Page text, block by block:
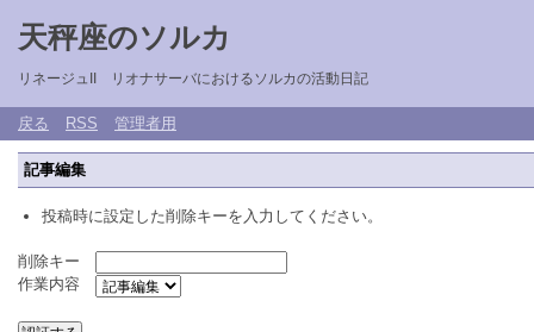
天秤座のソルカ
リネージュII リオナサーバにおけるソルカの活動日記
戻る RSS 管理者用
記事編集
投稿時に設定した削除キーを入力してください。
削除キー
作業内容